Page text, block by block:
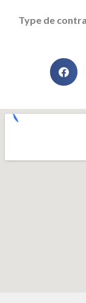
Type de